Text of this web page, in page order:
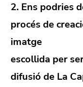
2. Ens podries
procés de
imatge
escollida per
difusió de La